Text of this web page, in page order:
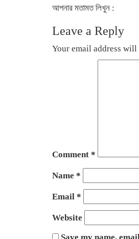
আপনার মতামত লিখুন :
Leave a Reply
Your email address
Comment *
Name *
Email *
Website